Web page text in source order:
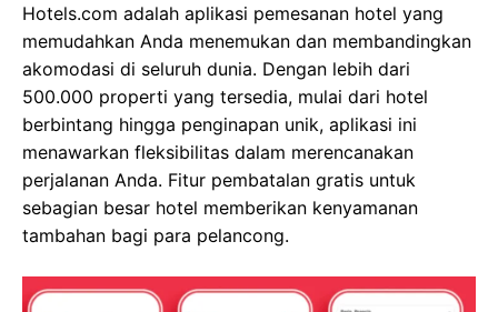
Hotels.com adalah aplikasi pemesanan hotel yang
memudahkan Anda menemukan dan membandingkan
akomodasi di seluruh dunia. Dengan lebih dari
500.000 properti yang tersedia, mulai dari hotel
berbintang hingga penginapan unik, aplikasi ini
menawarkan fleksibilitas dalam merencanakan
perjalanan Anda. Fitur pembatalan gratis untuk
sebagian besar hotel memberikan kenyamanan
tambahan bagi para pelancong.